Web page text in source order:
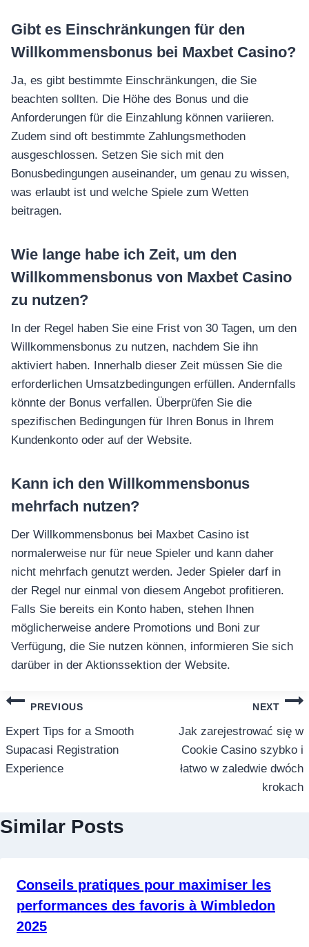
Gibt es Einschränkungen für den
Willkommensbonus bei Maxbet Casino?
Ja, es gibt bestimmte Einschränkungen, die Sie
beachten sollten. Die Höhe des Bonus und die
Anforderungen für die Einzahlung können variieren.
Zudem sind oft bestimmte Zahlungsmethoden
ausgeschlossen. Setzen Sie sich mit den
Bonusbedingungen auseinander, um genau zu wissen,
was erlaubt ist und welche Spiele zum Wetten
beitragen.
Wie lange habe ich Zeit, um den
Willkommensbonus von Maxbet Casino
zu nutzen?
In der Regel haben Sie eine Frist von 30 Tagen, um den
Willkommensbonus zu nutzen, nachdem Sie ihn
aktiviert haben. Innerhalb dieser Zeit müssen Sie die
erforderlichen Umsatzbedingungen erfüllen. Andernfalls
könnte der Bonus verfallen. Überprüfen Sie die
spezifischen Bedingungen für Ihren Bonus in Ihrem
Kundenkonto oder auf der Website.
Kann ich den Willkommensbonus
mehrfach nutzen?
Der Willkommensbonus bei Maxbet Casino ist
normalerweise nur für neue Spieler und kann daher
nicht mehrfach genutzt werden. Jeder Spieler darf in
der Regel nur einmal von diesem Angebot profitieren.
Falls Sie bereits ein Konto haben, stehen Ihnen
möglicherweise andere Promotions und Boni zur
Verfügung, die Sie nutzen können, informieren Sie sich
darüber in der Aktionssektion der Website.
แนะแนว
เรื่อง
PREVIOUS
Expert Tips for a Smooth
Supacasi Registration
Experience
NEXT
Jak zarejestrować się w
Cookie Casino szybko i
łatwo w zaledwie dwóch
krokach
Similar Posts
Conseils pratiques pour maximiser les
performances des favoris à Wimbledon
2025